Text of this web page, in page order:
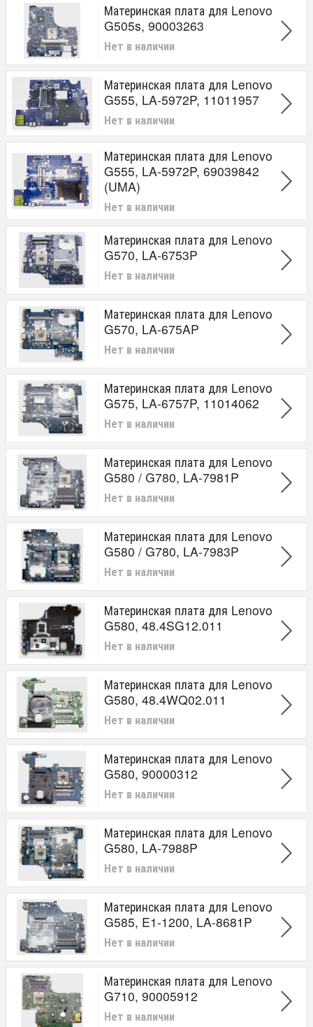
Материнская плата для Lenovo
G505s, 90003263
Нет в наличии
Материнская плата для Lenovo
G555, LA-5972P, 11011957
Нет в наличии
Материнская плата для Lenovo
G555, LA-5972P, 69039842
(UMA)
Нет в наличии
Материнская плата для Lenovo
G570, LA-6753P
Нет в наличии
Материнская плата для Lenovo
G570, LA-675AP
Нет в наличии
Материнская плата для Lenovo
G575, LA-6757P, 11014062
Нет в наличии
Материнская плата для Lenovo
G580 / G780, LA-7981P
Нет в наличии
Материнская плата для Lenovo
G580 / G780, LA-7983P
Нет в наличии
Материнская плата для Lenovo
G580, 48.4SG12.011
Нет в наличии
Материнская плата для Lenovo
G580, 48.4WQ02.011
Нет в наличии
Материнская плата для Lenovo
G580, 90000312
Нет в наличии
Материнская плата для Lenovo
G580, LA-7988P
Нет в наличии
Материнская плата для Lenovo
G585, E1-1200, LA-8681P
Нет в наличии
Материнская плата для Lenovo
G710, 90005912
Нет в наличии